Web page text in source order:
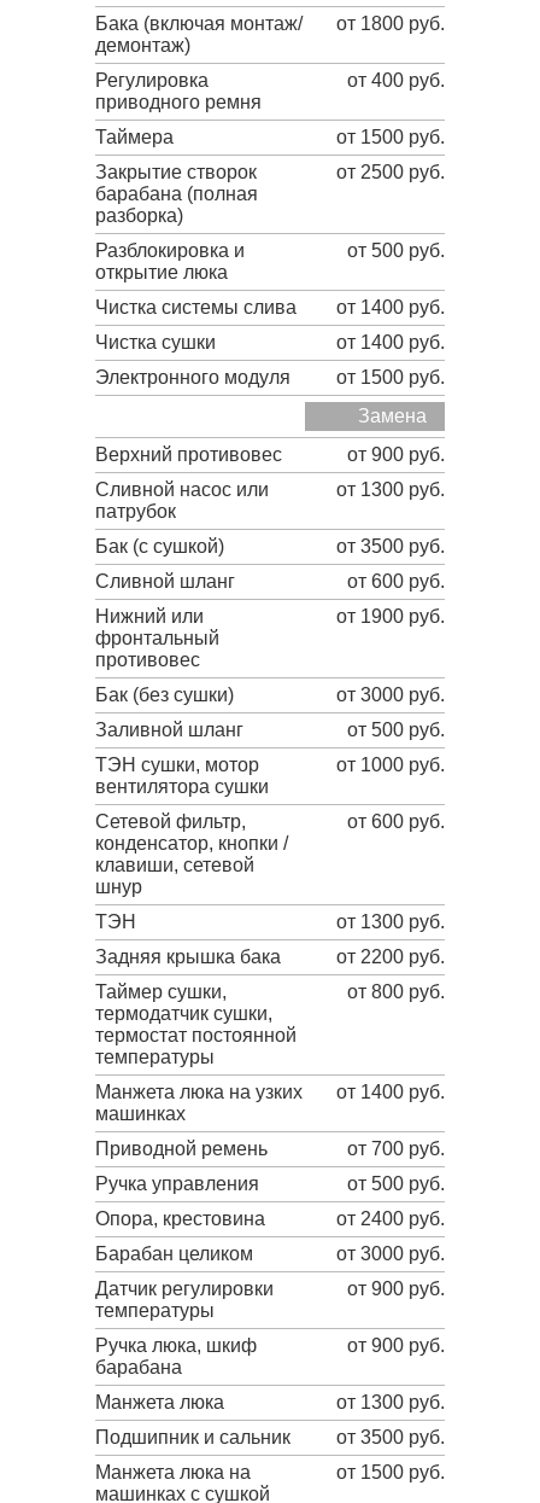
Бака (включая монтаж/
демонтаж)
от 1800 руб.
Регулировка
приводного ремня
от 400 руб.
Таймера
от 1500 руб.
Закрытие створок
барабана (полная
разборка)
от 2500 руб.
Разблокировка и
открытие люка
от 500 руб.
Чистка системы слива
от 1400 руб.
Чистка сушки
от 1400 руб.
Электронного модуля
от 1500 руб.
Замена
Верхний противовес
от 900 руб.
Сливной насос или
патрубок
от 1300 руб.
Бак (с сушкой)
от 3500 руб.
Сливной шланг
от 600 руб.
Нижний или
фронтальный
противовес
от 1900 руб.
Бак (без сушки)
от 3000 руб.
Заливной шланг
от 500 руб.
ТЭН сушки, мотор
вентилятора сушки
от 1000 руб.
Сетевой фильтр,
конденсатор, кнопки /
клавиши, сетевой
шнур
от 600 руб.
ТЭН
от 1300 руб.
Задняя крышка бака
от 2200 руб.
Таймер сушки,
термодатчик сушки,
термостат постоянной
температуры
от 800 руб.
Манжета люка на узких
машинках
от 1400 руб.
Приводной ремень
от 700 руб.
Ручка управления
от 500 руб.
Опора, крестовина
от 2400 руб.
Барабан целиком
от 3000 руб.
Датчик регулировки
температуры
от 900 руб.
Ручка люка, шкиф
барабана
от 900 руб.
Манжета люка
от 1300 руб.
Подшипник и сальник
от 3500 руб.
Манжета люка на
машинках с сушкой
от 1500 руб.